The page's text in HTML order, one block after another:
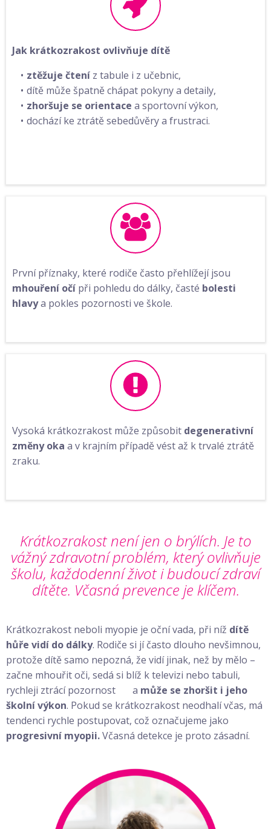
Jak krátkozrakost ovlivňuje dítě
ztěžuje čteníz tabule i z učebnic,
dítě může špatně chápat pokyny a detaily,
zhoršuje se orientace a sportovní výkon,
dochází ke ztrátě sebedůvěry a frustraci.
První příznaky, které rodiče často přehlížejí jsou
mhouření očí při pohledu do dálky, časté bolesti
hlavya pokles pozornosti ve škole.
Vysoká krátkozrakost může způsobit degenerativní
změny oka a v krajním případě vést až k trvalé ztrátě
zraku.
Krátkozrakost není jen o brýlích. Je to
vážný zdravotní problém, který ovlivňuje
školu, každodenní život i budoucí zdraví
dítěte. Včasná prevence je klíčem.
Krátkozrakost neboli myopie je oční vada, při níž dítě
hůře vidí do dálky. Rodiče si jí často dlouho nevšimnou,
protože dítě samo nepozná, že vidí jinak, než by mělo –
začne mhouřit oči, sedá si blíž k televizi nebo tabuli,
rychleji ztrácí pozornost a může se zhoršit i jeho
školní výkon. Pokud se krátkozrakost neodhalí včas, má
tendenci rychle postupovat, což označujeme jako
progresivní myopii.Včasná detekce je proto zásadní.